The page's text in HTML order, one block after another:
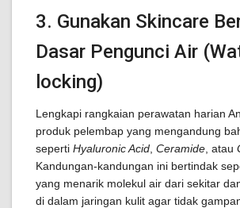
3. Gunakan Skincare
Dasar Pengunci Air
locking)
Lengkapi rangkaian perawatan harian
produk pelembap yang mengandung
seperti Hyaluronic Acid Ceramide , atau
Kandungan-kandungan ini bertindak
yang menarik molekul air dari sekitar
di dalam jaringan kulit agar tidak